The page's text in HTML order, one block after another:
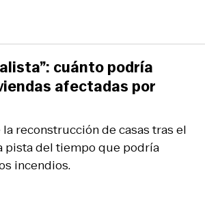
reconstrucción de casas tras el
pista del tiempo que podría
incendios.
cuánto podría
afectadas por